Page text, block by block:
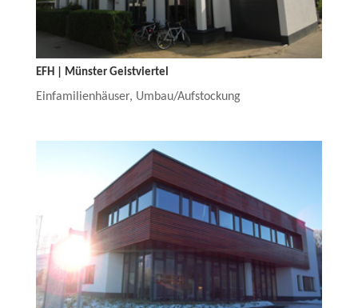
EFH | Münster Geistviertel
Einfamilienhäuser, Umbau/Aufstockung